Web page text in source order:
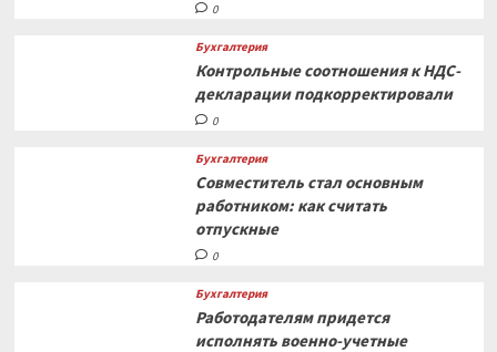
0
Бухгалтерия
Контрольные соотношения к НДС-
декларации подкорректировали
0
Бухгалтерия
Совместитель стал основным
работником: как считать
отпускные
0
Бухгалтерия
Работодателям придется
исполнять военно-учетные